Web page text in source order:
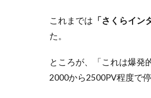
これまでは 「さくらイン
た。
ところが、「これは爆発
2000から2500PV程度で